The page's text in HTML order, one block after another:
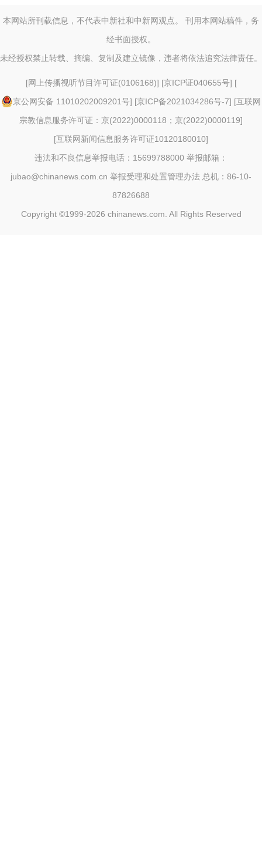
本网站所刊载信息，不代表中新社和中新网观点。 刊用本网站稿件，务
经书面授权。
未经授权禁止转载、摘编、复制及建立镜像，违者将依法追究法律责任。
[网上传播视听节目许可证(0106168)] [京ICP证040655号] [
京公网安备 11010202009201号] [京ICP备2021034286号-7] [互联网
宗教信息服务许可证：京(2022)0000118；京(2022)0000119]
[互联网新闻信息服务许可证10120180010]
违法和不良信息举报电话：15699788000 举报邮箱：
jubao@chinanews.com.cn 举报受理和处置管理办法 总机：86-10-
87826688
Copyright ©1999-2026 chinanews.com. All Rights Reserved